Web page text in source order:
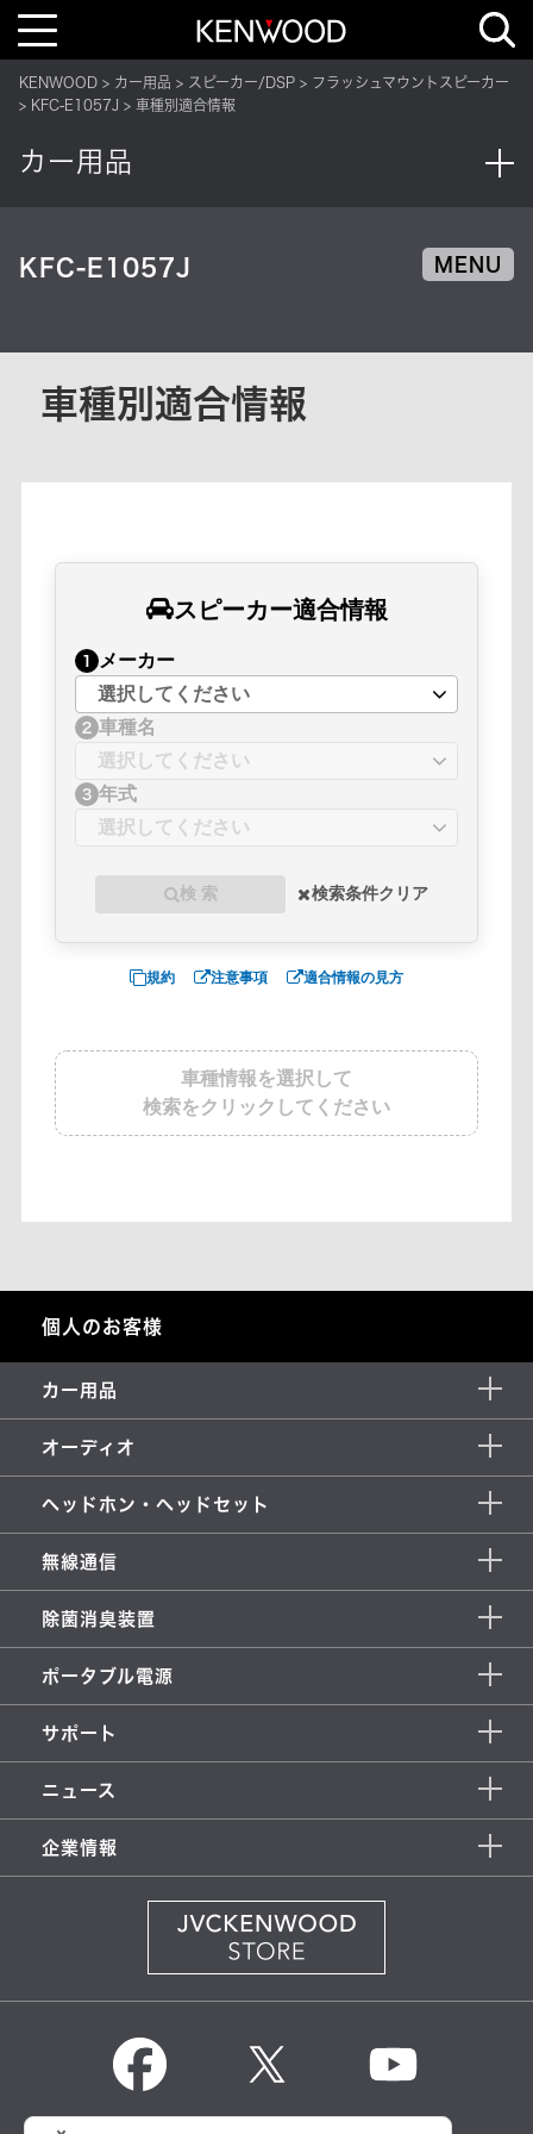
T
l
e
v
i
o
n
KENWOOD カー用品 スピーカー/DSP
フラッシュマウントスピーカー
KFC-E1057J
車種別適合情報
カー用品
KFC-E1057J MENU
車種別適合情報
スピーカー適合情報
メーカー
車種名
年式
検 索 検索条件クリア
規約 注意事項 適合情報の見方
車種情報を選択して
検索をクリックしてください
個人のお客様
カー用品
オーディオ
ヘッドホン・ヘッドセット
無線通信
除菌消臭装置
ポータブル電源
サポート
ニュース
企業情報